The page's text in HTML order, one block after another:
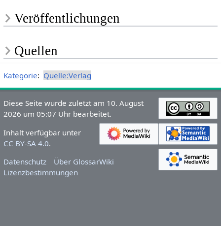
Veröffentlichungen
Quellen
Kategorie: Quelle:Verlag
Diese Seite wurde zuletzt am 10. August
2026 um 05:07 Uhr bearbeitet.
Inhalt verfügbar unter
CC BY-SA 4.0.
Datenschutz
Über GlossarWiki
Lizenzbestimmungen